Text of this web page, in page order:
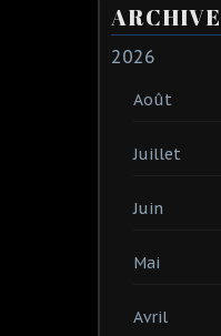
2026
Août
Juillet
Juin
Mai
Avril